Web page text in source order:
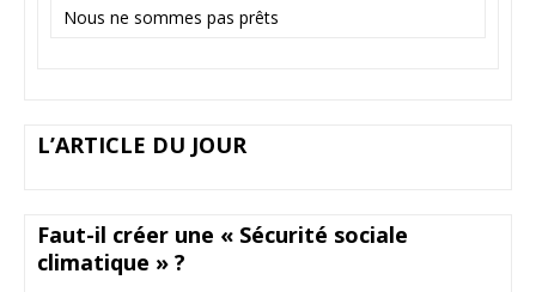
Nous ne sommes pas prêts
L’ARTICLE DU JOUR
Faut-il créer une « Sécurité sociale
climatique » ?